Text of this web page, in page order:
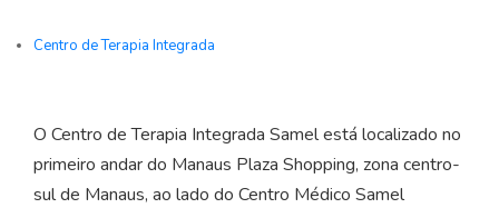
Centro de Terapia Integrada
O Centro de Terapia Integrada Samel está localizado no
primeiro andar do Manaus Plaza Shopping, zona centro-
sul de Manaus, ao lado do Centro Médico Samel